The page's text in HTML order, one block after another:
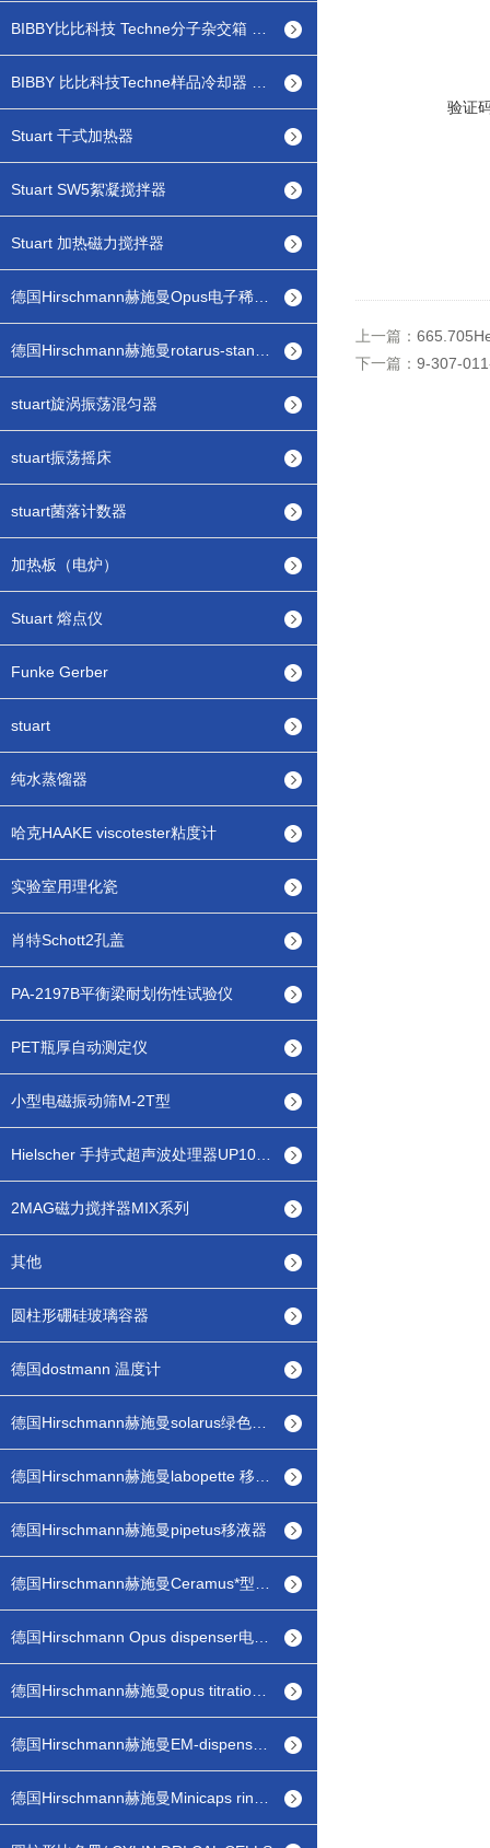
Stuart 干式加热器
Stuart SW5絮凝搅拌器
Stuart 加热磁力搅拌器
stuart旋涡振荡混匀器
stuart振荡摇床
stuart菌落计数器
加热板（电炉）
Stuart 熔点仪
Funke Gerber
stuart
纯水蒸馏器
哈克HAAKE viscotester粘度计
实验室用理化瓷
肖特Schott2孔盖
PA-2197B平衡梁耐划伤性试验仪
PET瓶厚自动测定仪
小型电磁振动筛M-2T型
2MAG磁力搅拌器MIX系列
其他
圆柱形硼硅玻璃容器
德国dostmann 温度计
德国Hirschmann赫施曼pipetus移液器
验证
上一篇：
下一篇： 9-307-